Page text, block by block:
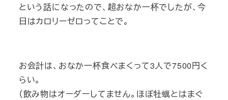
という話になったので、超おなか一杯でしたが、今
日はカロリーゼロってことで。
お会計は、おなか一杯食べまくって3人で7500円く
らい。
（飲み物はオーダーしてません。ほぼ牡蠣とはまぐ